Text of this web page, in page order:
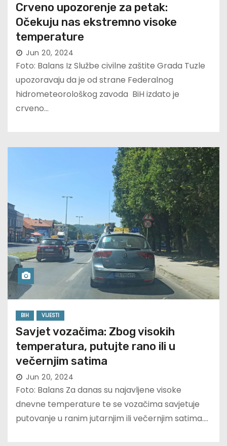
Crveno upozorenje za petak:
Očekuju nas ekstremno visoke
temperature
Jun 20, 2024
Foto: Balans Iz Službe civilne zaštite Grada Tuzle
upozoravaju da je od strane Federalnog
hidrometeorološkog zavoda BiH izdato je
crveno…
BIH VIJESTI
Savjet vozačima: Zbog visokih
temperatura, putujte rano ili u
večernjim satima
Jun 20, 2024
Foto: Balans Za danas su najavljene visoke
dnevne temperature te se vozačima savjetuje
putovanje u ranim jutarnjim ili večernjim satima.…